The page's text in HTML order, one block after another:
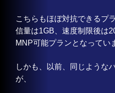
こちらもほぼ対抗できるプ
信量は1GB、速度制限後は
MNP可能プランとなってい
しかも、以前、同じような
が、